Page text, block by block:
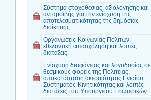
Σύστημα στοχοθεσίας, αξιολόγησης και
ανταμοιβής για την ενίσχυση της
αποτελεσματικότητας της δημόσιας
διοίκησης
Οργανώσεις Κοινωνίας Πολιτών,
εθελοντική απασχόληση και λοιπές
διατάξεις
Ενίσχυση διαφάνειας και λογοδοσίας σε
θεσμικούς φορείς της Πολιτείας,
αποκατάσταση ακεραιότητας Ενιαίου
Συστήματος Κινητικότητας και λοιπές
διατάξεις του Υπουργείου Εσωτερικών